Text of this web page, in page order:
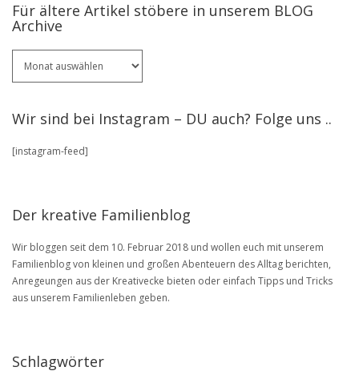
Für ältere Artikel stöbere in unserem BLOG
Archive
ältere
in
BLOG
Wir sind bei Instagram – DU auch? Folge uns ..
[instagram-feed]
Der kreative Familienblog
Wir bloggen seit dem 10. Februar 2018 und wollen euch mit unserem
Familienblog von kleinen und großen Abenteuern des Alltag berichten,
Anregeungen aus der Kreativecke bieten oder einfach Tipps und Tricks
aus unserem Familienleben geben.
Schlagwörter